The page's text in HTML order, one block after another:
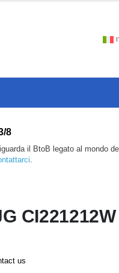
8
il BtoB legato al mondo
us